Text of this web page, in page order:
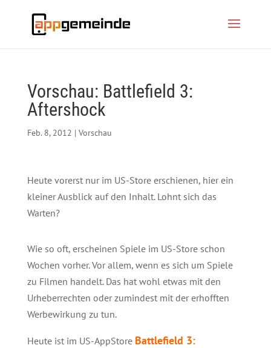
Vorschau: Battlefield 3:
Aftershock
Feb. 8, 2012 | Vorschau
Heute vorerst nur im US-Store erschienen, hier ein
kleiner Ausblick auf den Inhalt. Lohnt sich das
Warten?
Wie so oft, erscheinen Spiele im US-Store schon
Wochen vorher. Vor allem, wenn es sich um Spiele
zu Filmen handelt. Das hat wohl etwas mit den
Urheberrechten oder zumindest mit der erhofften
Werbewirkung zu tun.
Heute ist im US-AppStore Battlefield 3: